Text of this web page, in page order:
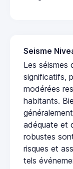
Seisme
Les séismes
significatifs,
modérées
habitants.
adéquate et
robustes
risques et
tels